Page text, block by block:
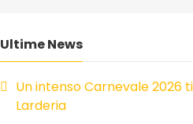
Ultime News
Un intenso Carnevale 2026
Larderia